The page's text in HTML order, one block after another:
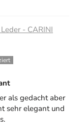
- CARINI
als gedacht aber
sehr elegant und